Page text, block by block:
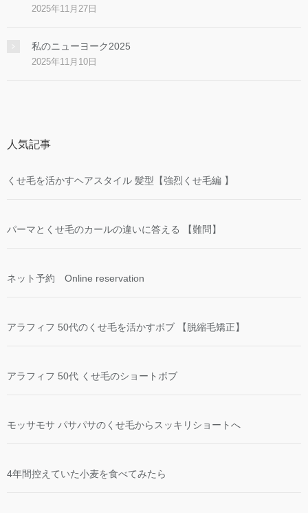
2025年11月27日
私のニューヨーク2025
2025年11月10日
人気記事
くせ毛を活かすヘアスタイル 髪型【強烈くせ毛編 】
パーマとくせ毛のカールの違いに答える 【難問】
ネット予約 Online reservation
アラフィフ 50代のくせ毛を活かすボブ 【脱縮毛矯正】
アラフィフ 50代 くせ毛のショートボブ
モッサモサ パサパサのくせ毛からスッキリショートへ
4年間控えていた小麦を食べてみたら